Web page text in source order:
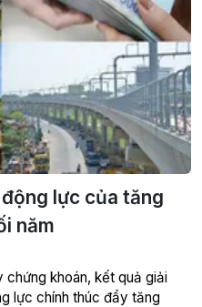
lực của tăng
năm
khoán, kết quả giải
lực chính thúc đẩy tăng